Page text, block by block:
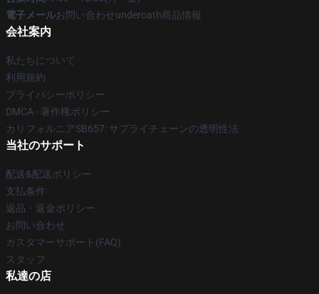
電子メールお問い合わせunderoath商品情報
会社案内
私たちについて
利用規約
プライバシーポリシー
DMCA - 著作権ポリシー
カリフォルニアSB657: サプライチェーンの透明性法
当社のサポート
配送&配送ポリシー
支払条件
返品・返金ポリシー
お問い合わせ
カスタマーサポート(FAQ)
スタッフ
私達の店